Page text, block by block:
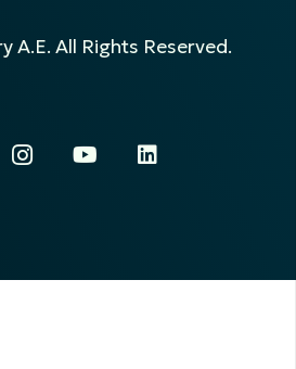
A.E. All Rights Reserved.